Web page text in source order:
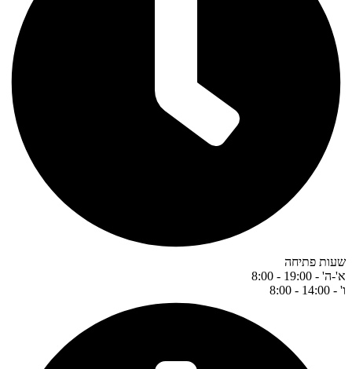
שעות פתיחה
א'-ה' - 19:00 - 8:00
ו' - 14:00 - 8:00